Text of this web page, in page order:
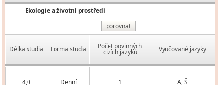
Ekologie a životní prostředí
porovnat
Délka studia Forma studia Počet povinných
cizích jazyků Vyučované jazyky
4,0 Denní 1 A, Š